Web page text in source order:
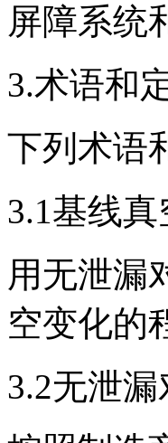
屏障系统
3.术语和
下列术语
3.1基线
用无泄漏
空变化的
3.2无泄